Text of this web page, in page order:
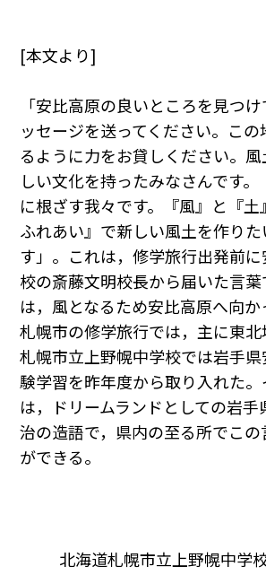
[本文より]
「安比高原の良いところを見つ
ッセージを送ってください。こ
るように力をお貸しください。
しい文化を持ったみなさんです
に根ざす我々です。『風』と『
ふれあい』で新しい風土を作りた
す」。これは，修学旅行出発前
校の斎藤文明校長から届いた言
は，風となるため安比高原へ向か
札幌市の修学旅行では，主に東北
札幌市立上野幌中学校では岩手
験学習を昨年度から取り入れた
は，ドリームランドとしての岩
治の造語で，県内の至る所でこの
ができる。
北海道札幌市立上野幌中